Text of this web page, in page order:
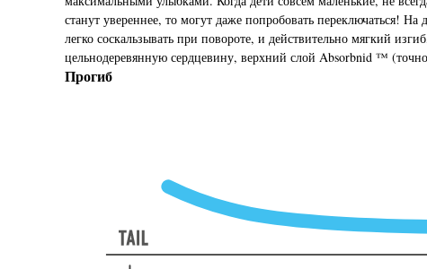
станут увереннее, то могут даже попробовать переключаться!
легко соскальзывать при повороте, и действительно мягкий
цельнодеревянную сердцевину, верхний слой Absorbnid ™
Прогиб